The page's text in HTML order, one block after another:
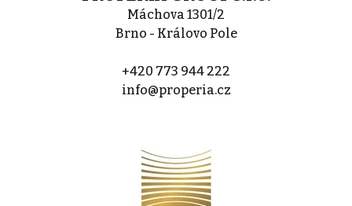
Máchova 1301/2
Brno - Královo Pole
+420 773 944 222
info@properia.cz